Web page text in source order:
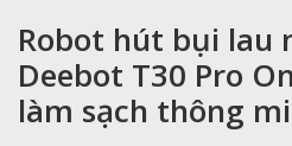
Robot hút bụi lau
Deebot T30 Pro
làm sạch thông